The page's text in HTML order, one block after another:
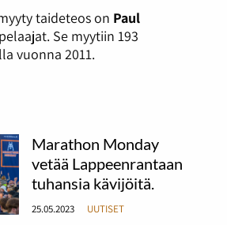
taideteos on Paul
Se myytiin 193
vuonna 2011.
Marathon Monday
vetää Lappeenrantaan
tuhansia kävijöitä.
25.05.2023 UUTISET